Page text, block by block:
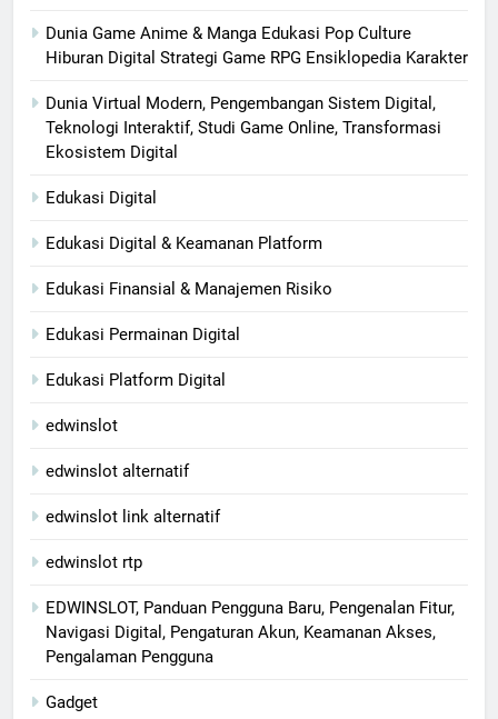
Dunia Game Anime & Manga Edukasi Pop Culture
Hiburan Digital Strategi Game RPG Ensiklopedia Karakter
Dunia Virtual Modern, Pengembangan Sistem Digital,
Teknologi Interaktif, Studi Game Online, Transformasi
Ekosistem Digital
Edukasi Digital
Edukasi Digital & Keamanan Platform
Edukasi Finansial & Manajemen Risiko
Edukasi Permainan Digital
Edukasi Platform Digital
edwinslot
edwinslot alternatif
edwinslot link alternatif
edwinslot rtp
EDWINSLOT, Panduan Pengguna Baru, Pengenalan Fitur,
Navigasi Digital, Pengaturan Akun, Keamanan Akses,
Pengalaman Pengguna
Gadget